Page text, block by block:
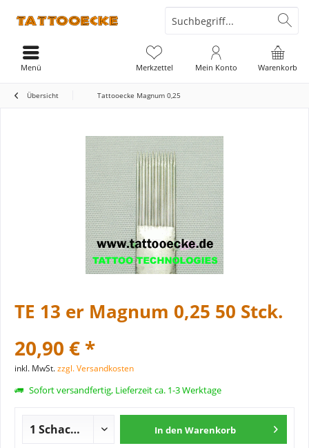
Warenkorb
Merkzettel Mein Konto
Menü
Übersicht Tattooecke Magnum 0,25
TE 13 er Magnum 0,25 50 Stck.
20,90 € *
inkl. MwSt.zzgl. Versandkosten
Sofort versandfertig, Lieferzeit ca. 1-3 Werktage
In den Warenkorb